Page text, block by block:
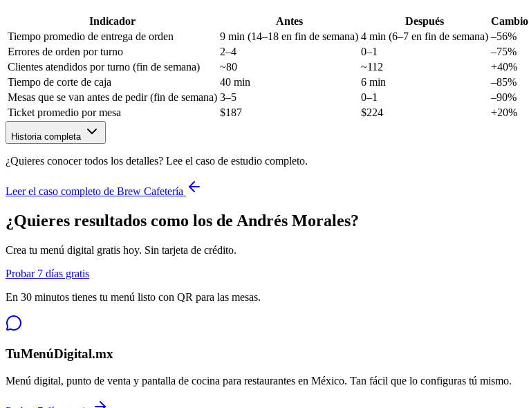
Indicador Antes Después
Cambio
Tiempo promedio de entrega de orden
9 min (14–18 en fin de semana) 4 min (6–7 en fin de semana) –56%
Errores de orden por turno
2–4 0–1
–75%
Clientes atendidos por turno (fin de semana)
~80 ~112
+40%
Tiempo de corte de caja
40 min 6 min
–85%
Mesas que se van antes de pedir (fin de semana) 3–5 0–1
–90%
Ticket promedio por mesa
$187 $224 +20%
Historia completa
¿Quieres conocer todos los detalles? Lee el caso de estudio completo.
Leer el caso completo de Brew Cafetería
¿Quieres resultados como los de Andrés Morales?
Crea tu menú digital gratis hoy. Sin tarjeta de crédito.
Probar 7 días gratis
En 30 minutos tienes tu menú listo con QR para las mesas.
TuMenúDigital.mx
Menú digital, punto de venta y pantalla de cocina para restaurantes en México. Tan fácil que lo configuras tú mismo.